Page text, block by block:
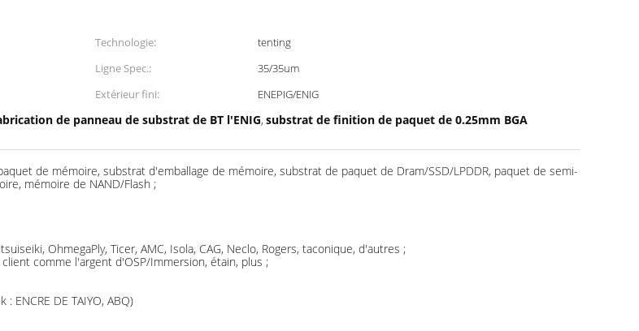
Technologie:
tenting
Ligne Spec.:
35/35um
Extérieur fini:
ENEPIG/ENIG
de panneau de substrat de BT l'ENIG, substrat de finition de paquet de 0.25mm BGA
de mémoire, substrat d'emballage de mémoire, substrat de paquet de Dram/SSD/LPDDR, paquet de semi-
mémoire de NAND/Flash ;
OhmegaPly, Ticer, AMC, Isola, CAG, Neclo, Rogers, taconique, d'autres ;
comme l'argent d'OSP/Immersion, étain, plus ;
ENCRE DE TAIYO, ABQ)